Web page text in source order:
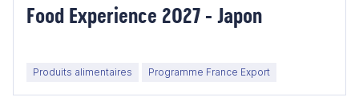
Food Experience 2027 - Japon
Produits alimentaires Programme France Export